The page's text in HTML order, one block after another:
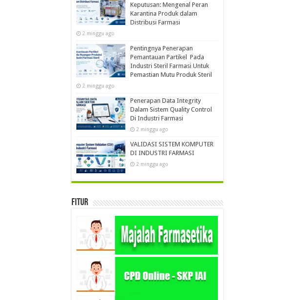
Keputusan: Mengenal Peran
Karantina Produk dalam
Distribusi Farmasi
2 minggu ago
Pentingnya Penerapan
Pemantauan Partikel Pada
Industri Steril Farmasi Untuk
Pemastian Mutu Produk Steril
2 minggu ago
Penerapan Data Integrity
Dalam Sistem Quality Control
Di Industri Farmasi
2 minggu ago
VALIDASI SISTEM KOMPUTER
DI INDUSTRI FARMASI
2 minggu ago
Fitur